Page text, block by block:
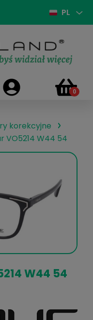
PL
korekcyjne ›
VO5214 W44 54